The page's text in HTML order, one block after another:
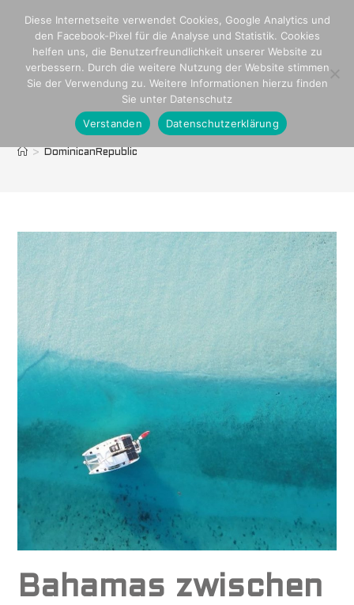
springen
DominicanRepublic
> DominicanRepublic
Bahamas zwischen
Diese Internetseite verwendet Cookies, Google Analytics und
den Facebook-Pixel für die Analyse und Statistik. Cookies
helfen uns, die Benutzerfreundlichkeit unserer Website zu
verbessern. Durch die weitere Nutzung der Website stimmen
Sie der Verwendung zu. Weitere Informationen hierzu finden
Sie unter Datenschutz
Verstanden
Datenschutzerklärung